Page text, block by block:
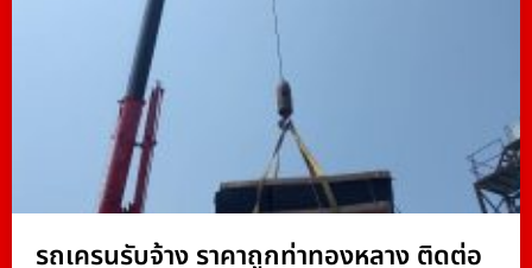
รถเครนรับจ้าง ราคาถูกท่าทองหลาง ติดต่อ